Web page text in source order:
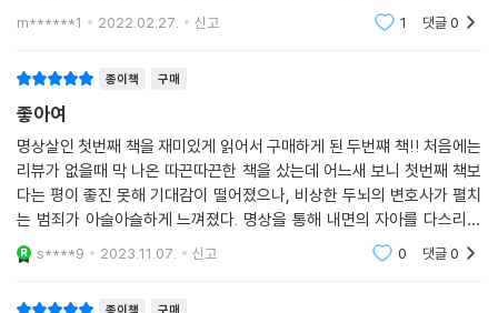
중에 날라든 협박편지와 살인은 더이산 안하겠다는 주인공... 협박자는 누
m******1 2022.02.27. 신고 1 댓글0
종이책 구매
좋아여
명상살인 첫번째 책을 재미있게 읽어서 구매하게 된 두번쨰 책!! 처음에는
리뷰가 없을때 막 나온 따끈따끈한 책을 샀는데 어느새 보니 첫번째 책보
다는 평이 좋진 못해 기대감이 떨어졌으나, 비상한 두뇌의 변호사가 펼치
는 범죄가 아슬아슬하게 느껴졌다. 명상을 통해 내면의 자아를 다스리는
방식이 독특한 것 같으면서 범죄자가 화자인 책이 적지 않다보니 독특한
설정을 넣은 거
s****9 2023.11.07. 신고 0 댓글0
종이책 구매